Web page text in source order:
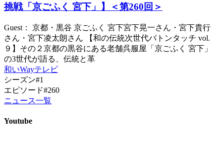
挑戦「京ごふく 宮下」】＜第260回＞
Guest： 京都・黒谷 京ごふく 宮下宮下晃一さん・宮下貴行
さん・宮下凌太朗さん 【和の伝統次世代バトンタッチ vol.
９】その２京都の黒谷にある老舗呉服屋「京ごふく 宮下」
の3世代が語る、伝統と革
和いWayテレビ
シーズン#1
エピソード#260
ニュース一覧
Youtube